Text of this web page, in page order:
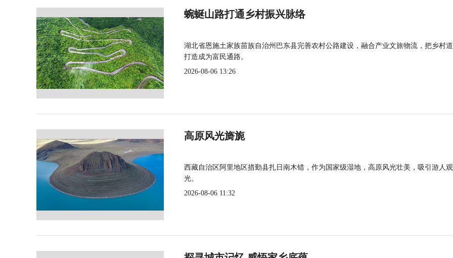
蜿蜒山路打通乡村振兴脉络
湖北省恩施土家族苗族自治州巴东县完善农村公路建设，融合产业文旅物流，把乡村
打造成为富民通路。
2026-08-06 13:26
高原风光旖旎
西藏自治区阿里地区措勤县扎日南木错，作为国家级湿地，高原风光壮美，吸引游人观
光。
2026-08-06 11:32